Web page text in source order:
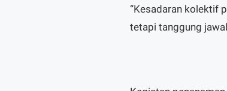
“Kesadaran kolektif
tetapi tanggung